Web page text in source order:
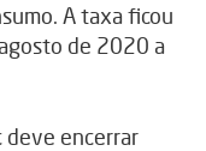
A taxa ficou
de 2020 a
deve encerrar